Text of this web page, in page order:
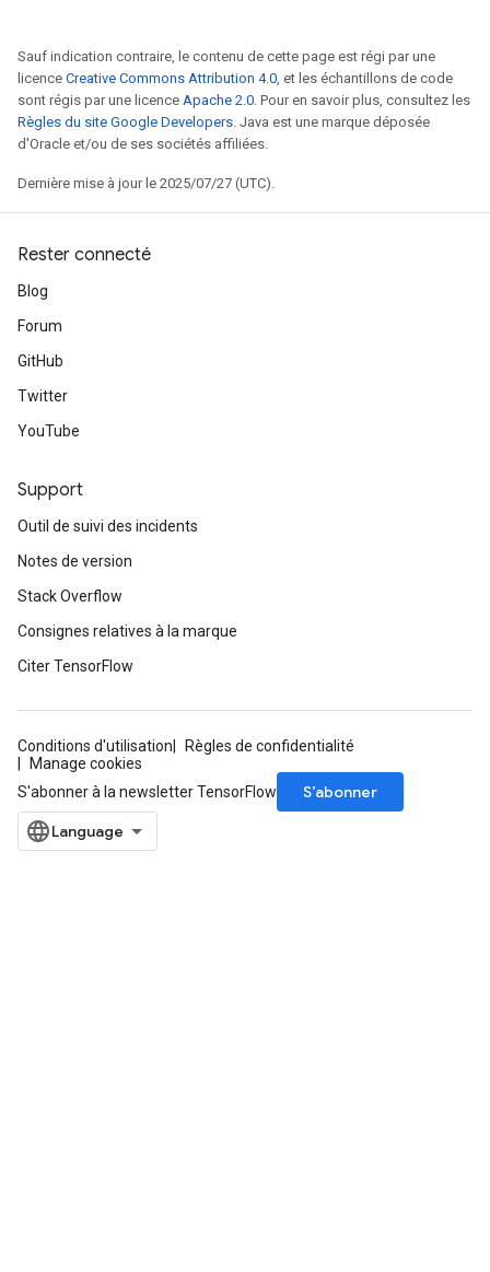
Sauf indication contraire, le contenu de cette page est régi par une
licence Creative Commons Attribution 4.0, et les échantillons de code
sont régis par une licence Apache 2.0. Pour en savoir plus, consultez les
Règles du site Google Developers. Java est une marque déposée
d'Oracle et/ou de ses sociétés affiliées.
Dernière mise à jour le 2025/07/27 (UTC).
Rester connecté
Blog
Forum
GitHub
Twitter
YouTube
Support
Outil de suivi des incidents
Notes de version
Stack Overflow
Consignes relatives à la marque
Citer TensorFlow
Conditions d'utilisation
Règles de confidentialité
Manage cookies
S'abonner à la newsletter TensorFlow
S’abonner